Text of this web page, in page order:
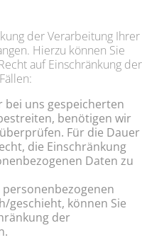
der Verarbeitung Ihrer
Hierzu können Sie
auf Einschränkung der
bei uns gespeicherten
benötigen wir
Für die Dauer
die Einschränkung
Daten zu
geschieht, können Sie
der